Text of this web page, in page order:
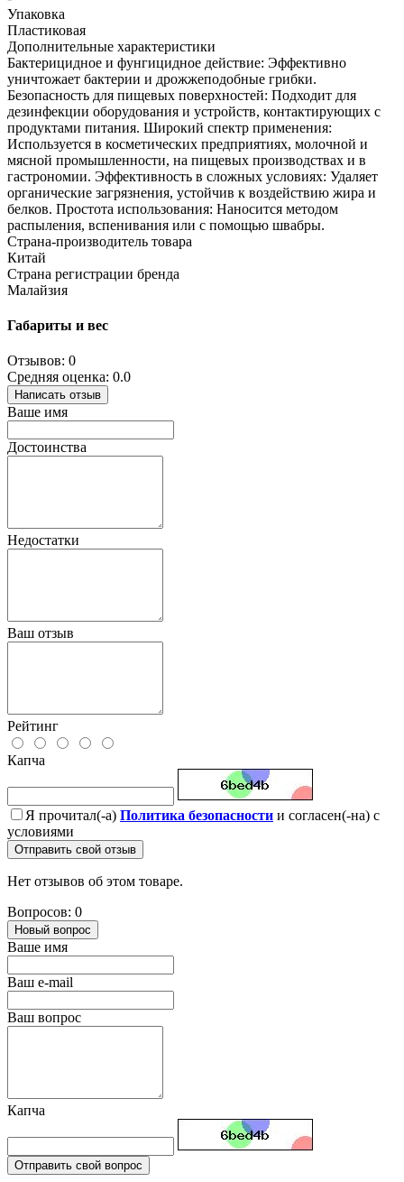
Упаковка
Пластиковая
Дополнительные характеристики
Бактерицидное и фунгицидное действие: Эффективно
уничтожает бактерии и дрожжеподобные грибки.
Безопасность для пищевых поверхностей: Подходит для
дезинфекции оборудования и устройств, контактирующих с
продуктами питания. Широкий спектр применения:
Используется в косметических предприятиях, молочной и
мясной промышленности, на пищевых производствах и в
гастрономии. Эффективность в сложных условиях: Удаляет
органические загрязнения, устойчив к воздействию жира и
белков. Простота использования: Наносится методом
распыления, вспенивания или с помощью швабры.
Страна-производитель товара
Китай
Страна регистрации бренда
Малайзия
Габариты и вес
Отзывов: 0
Средняя оценка: 0.0
Написать отзыв
Ваше имя
Достоинства
Недостатки
Ваш отзыв
Рейтинг
Капча
Я прочитал(-а) Политика безопасности и согласен(-на) с
условиями
Отправить свой отзыв
Нет отзывов об этом товаре.
Вопросов: 0
Новый вопрос
Ваше имя
Ваш e-mail
Ваш вопрос
Капча
Отправить свой вопрос